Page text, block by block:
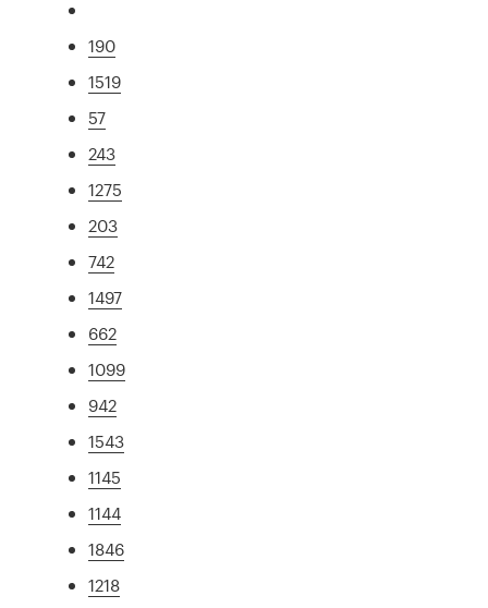
190
1519
57
243
1275
203
742
1497
662
1099
942
1543
1145
1144
1846
1218